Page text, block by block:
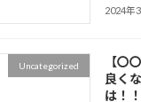
2024年
Uncategorized
【〇
良く
は！！